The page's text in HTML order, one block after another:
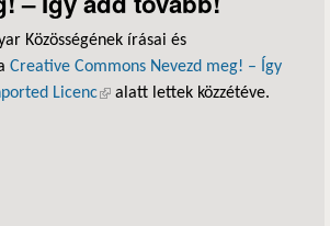
Közösségének írásai és
Creative Commons Nevezd meg! – Így
Licenc(külső hivatkozás)
alatt lettek közzétéve.